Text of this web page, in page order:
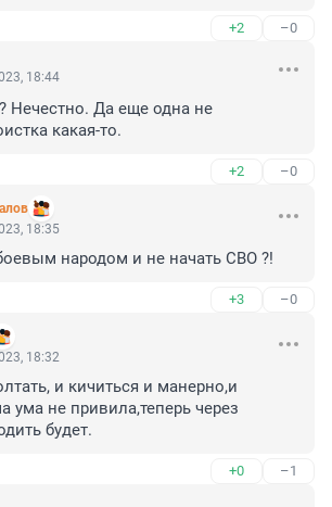
+2 –0
18:44
Нечестно. Да еще одна не
какая-то.
+2 –0
18:35
народом и не начать СВО ?!
+3 –0
18:32
и кичиться и манерно,и
не привила,теперь через
будет.
+0 –1